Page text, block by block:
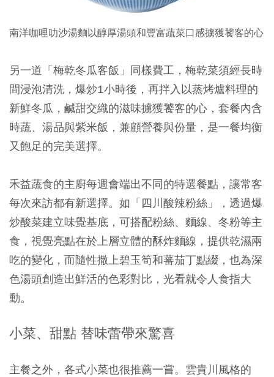
南洋咖哩叻沙湯麵以醇厚湯頭和豐富蔬菜口感擄獲饕客的心
另一道「梅乾冬瓜客飯」同樣費工，梅乾菜須經長時
間浸泡清洗，爆炒1小時後，再拌入以蒸烤爐料理的
新鮮冬瓜，鹹甜交織的滋味擄獲饕客的心，套餐內含
時蔬、湯品與紫米飯，兼顧營養與份量，是一餐均衡
又飽足的完美選擇。
禾益蔬食的主廚每週會端出不同的特選餐點，讓常客
每次來訪都有新選擇。如「四川酸辣粉絲」，透過爆
炒酸菜建立味覺基底，可搭配粉絲、麵線、冬粉等主
食，視覺亮點在於上層立體的酥炸麵線，提供乾濕兩
吃的變化，而隨性撒上碧玉筍和蕃茄丁點綴，也為深
色湯頭創造出鮮活的色彩對比，光看就令人食指大
動。
小菜、甜點 替味蕾帶來驚喜
主餐之外，各式小菜也很推薦一嘗。雲貴川風格的